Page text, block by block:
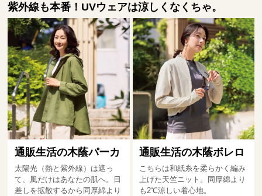
紫外線も本番！UVウェアは涼しくなくちゃ。
通販生活の木蔭パーカ
太陽光（熱と紫外線）は遮っ
て、風だけはあなたの肌へ。日
差しを拡散するから同厚綿より
通販生活の木蔭ボレロ
こちらは和紙糸を柔らかく編み
上げた天竺ニット。同厚綿より
も2℃涼しい着心地。